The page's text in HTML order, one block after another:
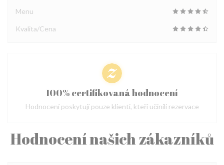
Hodnocení našich zákazníků
Menu
Kvalita/Cena
100% certifikovaná hodnocení
Hodnocení poskytují pouze klienti, kteří učinili rezervace